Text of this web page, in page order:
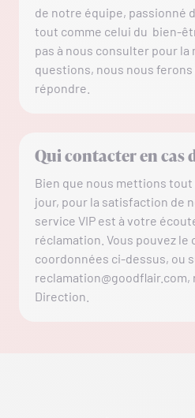
de notre équipe, passionné
tout comme celui du bien-
pas à nous consulter pour la
questions, nous nous
répondre.
Qui contacter en cas
Bien que nous mettions tout
jour, pour la satisfaction de
service VIP est à votre
réclamation. Vous pouvez le
coordonnées ci-dessus, ou
reclamation@goodflair.com,
Direction.